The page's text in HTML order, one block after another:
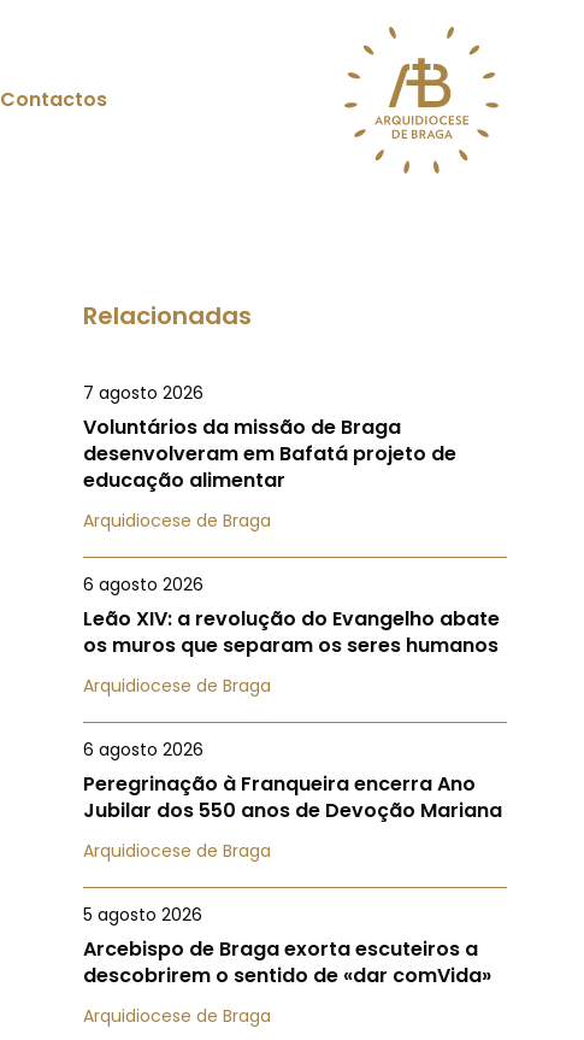
Contactos
Relacionadas
7 agosto 2026
Voluntários da missão de Braga
desenvolveram em Bafatá projeto de
educação alimentar
Arquidiocese de Braga
6 agosto 2026
Leão XIV: a revolução do Evangelho abate
os muros que separam os seres humanos
Arquidiocese de Braga
6 agosto 2026
Peregrinação à Franqueira encerra Ano
Jubilar dos 550 anos de Devoção Mariana
Arquidiocese de Braga
5 agosto 2026
Arcebispo de Braga exorta escuteiros a
descobrirem o sentido de «dar comVida»
Arquidiocese de Braga